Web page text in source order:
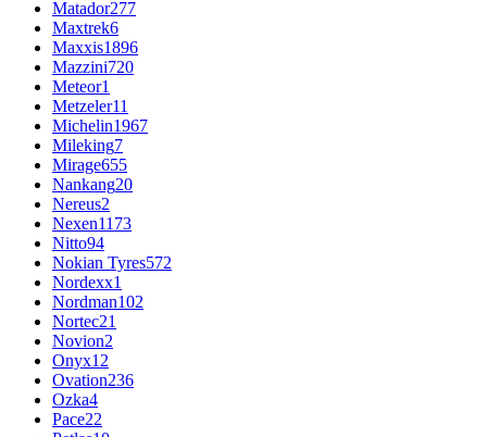
Matador277
Maxtrek6
Maxxis1896
Mazzini720
Meteor1
Metzeler11
Michelin1967
Mileking7
Mirage655
Nankang20
Nereus2
Nexen1173
Nitto94
Nokian Tyres572
Nordexx1
Nordman102
Nortec21
Novion2
Onyx12
Ovation236
Ozka4
Pace22